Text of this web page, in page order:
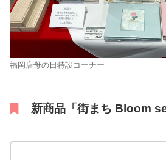
福岡店母の日特設コーナー
新商品「街まち Bloom